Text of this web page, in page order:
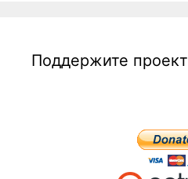
Поддержите проект